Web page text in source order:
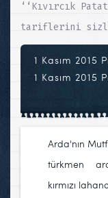
‘‘Kıvırcık
tariflerini
1 Kasım 2015
1 Kasım 2015
Arda'nın
türkmen
kırmızı